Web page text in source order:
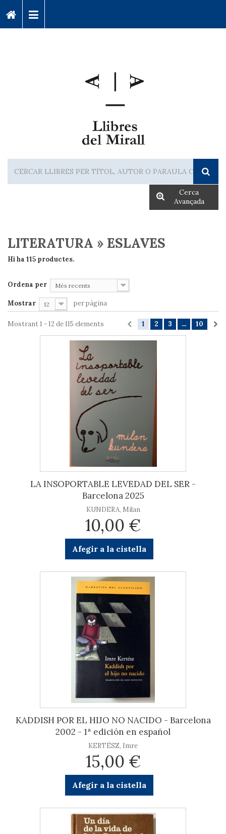
Cerca
Avançada
LITERATURA » ESLAVES
Hi ha 115 productes.
Ordena per Més recents
Mostrar 12 per pàgina
1 2 3 ... 10
Mostrant 1 - 12 de 115 elements
LA INSOPORTABLE LEVEDAD DEL SER -
Barcelona 2025
KUNDERA, Milan
10,00 €
Afegir a la cistella
KADDISH POR EL HIJO NO NACIDO - Barcelona
2002 - 1ª edición en español
KERTÉSZ, Imre
15,00 €
Afegir a la cistella